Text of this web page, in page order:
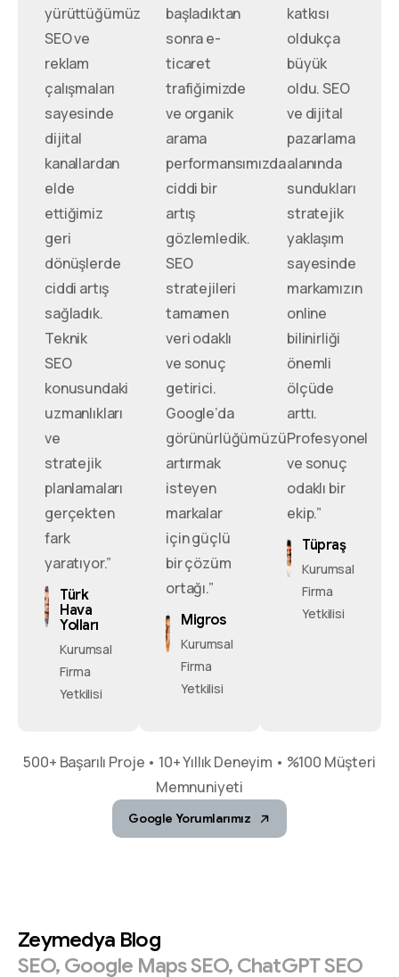
yürüttüğümüz
SEO ve
reklam
çalışmaları
sayesinde
dijital
kanallardan
elde
ettiğimiz
geri
dönüşlerde
ciddi artış
sağladık.
Teknik
SEO
konusundaki
uzmanlıkları
ve
stratejik
planlamaları
gerçekten
fark
yaratıyor.”
Türk
Hava
Yolları
Kurumsal
Firma
Yetkilisi
başladıktan
sonra e-
ticaret
trafiğimizde
ve organik
arama
performansımızda
ciddi bir
artış
gözlemledik.
SEO
stratejileri
tamamen
veri odaklı
ve sonuç
getirici.
Google’da
görünürlüğümüzü
artırmak
isteyen
markalar
için güçlü
bir çözüm
ortağı.”
Migros
Kurumsal
Firma
Yetkilisi
katkısı
oldukça
büyük
oldu. SEO
ve dijital
pazarlama
alanında
sundukları
stratejik
yaklaşım
sayesinde
markamızın
online
bilinirliği
önemli
ölçüde
arttı.
Profesyonel
ve sonuç
odaklı bir
ekip.”
Tüpraş
Kurumsal
Firma
Yetkilisi
500+ Başarılı Proje • 10+ Yıllık Deneyim • %100 Müşteri
Memnuniyeti
Google Yorumlarımız
Zeymedya Blog
SEO, Google MapsSEO, ChatGPTSEO